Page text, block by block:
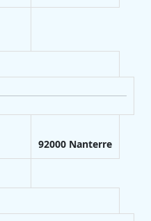
92000 Nanterre